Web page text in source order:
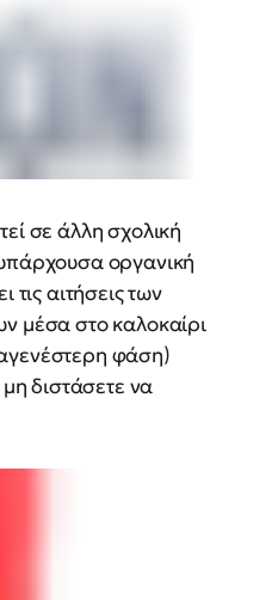
σε άλλη σχολική
οργανική
τις αιτήσεις των
μέσα στο καλοκαίρι
φάση)
μη διστάσετε να